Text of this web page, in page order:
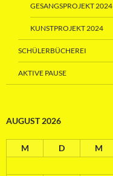
GESANGSPROJEKT 2024
KUNSTPROJEKT 2024
SCHÜLERBÜCHEREI
AKTIVE PAUSE
AUGUST 2026
M D M